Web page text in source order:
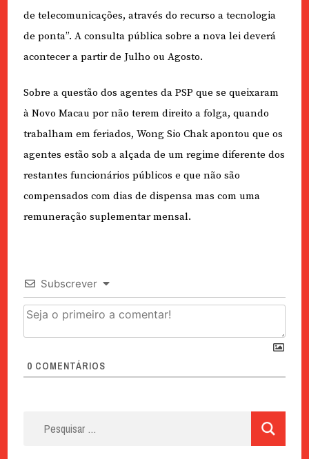
de telecomunicações, através do recurso a tecnologia
de ponta”. A consulta pública sobre a nova lei deverá
acontecer a partir de Julho ou Agosto.
Sobre a questão dos agentes da PSP que se queixaram
à Novo Macau por não terem direito a folga, quando
trabalham em feriados, Wong Sio Chak apontou que os
agentes estão sob a alçada de um regime diferente dos
restantes funcionários públicos e que não são
compensados com dias de dispensa mas com uma
remuneração suplementar mensal.
Subscrever
0 COMENTÁRIOS